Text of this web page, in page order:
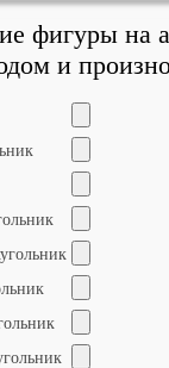
фигуры на
и